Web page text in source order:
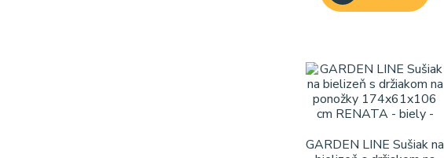
GARDEN LINE Sušiak na